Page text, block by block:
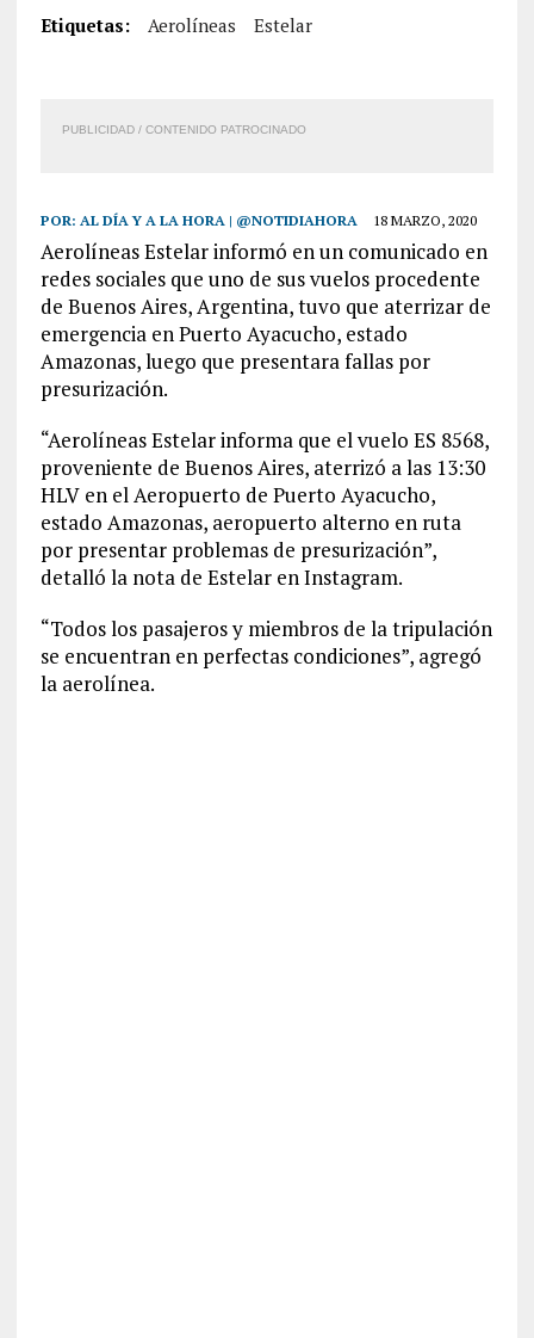
Etiquetas: Aerolíneas Estelar
PUBLICIDAD / CONTENIDO PATROCINADO
POR: AL DÍA Y A LA HORA | @NOTIDIAHORA 18 MARZO, 2020
Aerolíneas Estelar informó en un comunicado en
redes sociales que uno de sus vuelos procedente
de Buenos Aires, Argentina, tuvo que aterrizar de
emergencia en Puerto Ayacucho, estado
Amazonas, luego que presentara fallas por
presurización.
“Aerolíneas Estelar informa que el vuelo ES 8568,
proveniente de Buenos Aires, aterrizó a las 13:30
HLV en el Aeropuerto de Puerto Ayacucho,
estado Amazonas, aeropuerto alterno en ruta
por presentar problemas de presurización”,
detalló la nota de Estelar en Instagram.
“Todos los pasajeros y miembros de la tripulación
se encuentran en perfectas condiciones”, agregó
la aerolínea.